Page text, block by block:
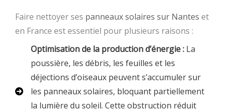
Faire nettoyer ses panneaux solaires sur Nantes et
en France est essentiel pour plusieurs raisons :
Optimisation de la production d’énergie : La
poussière, les débris, les feuilles et les
déjections d’oiseaux peuvent s’accumuler sur
les panneaux solaires, bloquant partiellement
la lumière du soleil. Cette obstruction réduit